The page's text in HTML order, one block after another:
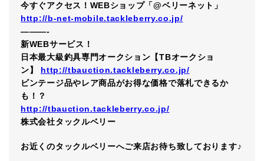
今すぐアクセス！WEBショップ「@ベリーネット」
http://b-net-mobile.tackleberry.co.jp/
———-
新WEBサービス！
日本最大級釣具専門オークション【TBオークショ
ン】 http://tbauction.tackleberry.co.jp/
ビンテージ品やレア商品がお得な価格で落札できるか
も！？
http://tbauction.tackleberry.co.jp/
株式会社タックルベリー
お近くのタックルベリーへご来店お待ち致しております♪